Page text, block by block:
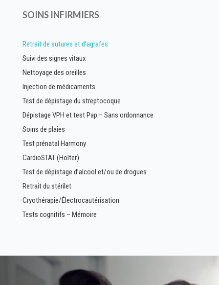
SOINS INFIRMIERS
Retrait de sutures et d’agrafes
Suivi des signes vitaux
Nettoyage des oreilles
Injection de médicaments
Test de dépistage du streptocoque
Dépistage VPH et test Pap – Sans ordonnance
Soins de plaies
Test prénatal Harmony
CardioSTAT (Holter)
Test de dépistage d’alcool et/ou de drogues
Retrait du stérilet
Cryothérapie/Électrocautérisation
Tests cognitifs – Mémoire